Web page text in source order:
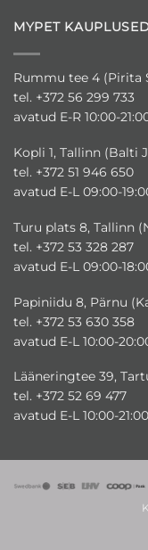
MYPET
Rummu tee 4 (Pirita
tel. +372 56 299 733
avatud E-R 10:00-
Kopli 1, Tallinn (Balti
tel. +372 51 946 650
avatud E-L 09:00-
Turu plats 8, Tallinn
tel. +372 53 328 287
avatud E-L 09:00-
Papiniidu 8, Pärnu
tel. +372 53 630 358
avatud E-L 10:00-
Lääneringtee 39,
tel. +372 52 69 477
avatud E-L 10:00-